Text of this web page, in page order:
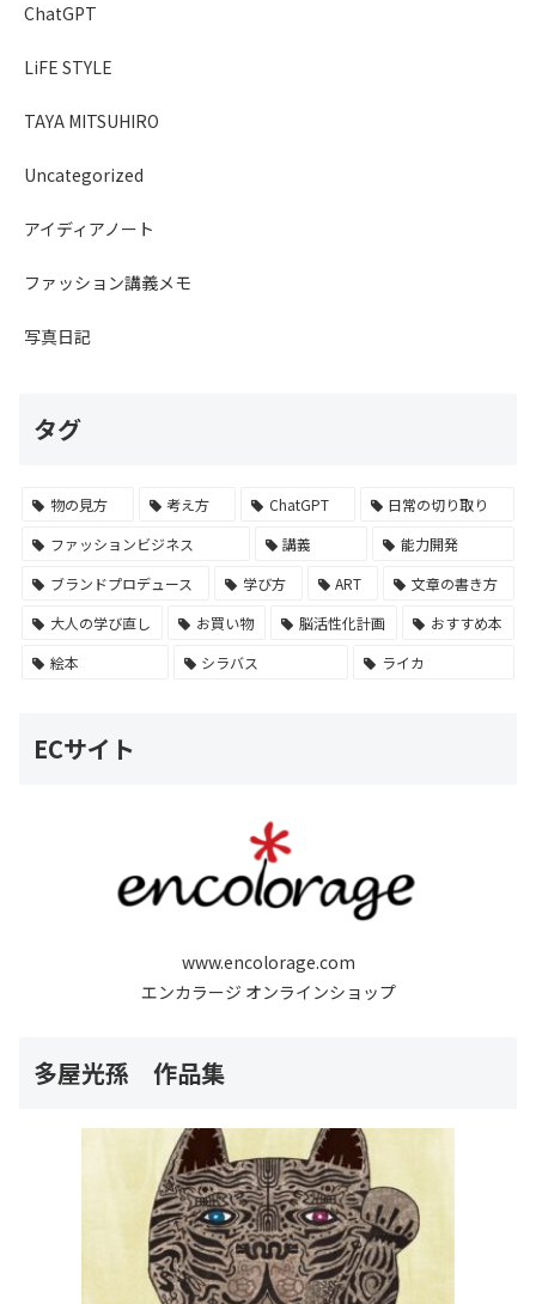
ChatGPT
LiFE STYLE
TAYA MITSUHIRO
Uncategorized
アイディアノート
ファッション講義メモ
写真日記
タグ
物の見方 考え方 ChatGPT
日常の切り取り
ファッションビジネス
講義
能力開発
ブランドプロデュース
学び方 ART
文章の書き方
大人の学び直し
お買い物 脳活性化計画
おすすめ本
絵本
シラバス ライカ
ECサイト
www.encolorage.com
エンカラージ オンラインショップ
多屋光孫 作品集